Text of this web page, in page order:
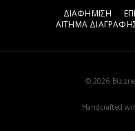
ΔΙΑΦΗΜΙΣΗ
ΑΙΤΗΜΑ
© 2026
Handcrafted